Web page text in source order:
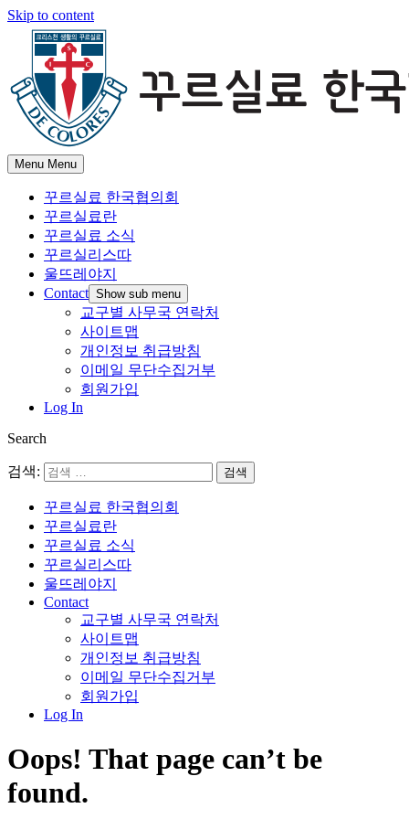
Skip to content
Menu Menu
꾸르실료 한국협의회
꾸르실료란
꾸르실료 소식
꾸르실리스따
울뜨레야지
Contact Show sub menu
교구별 사무국 연락처
사이트맵
개인정보 취급방침
이메일 무단수집거부
회원가입
Log In
Search
검색:
꾸르실료 한국협의회
꾸르실료란
꾸르실료 소식
꾸르실리스따
울뜨레야지
Contact
교구별 사무국 연락처
사이트맵
개인정보 취급방침
이메일 무단수집거부
회원가입
Log In
Oops! That page can’t be
found.